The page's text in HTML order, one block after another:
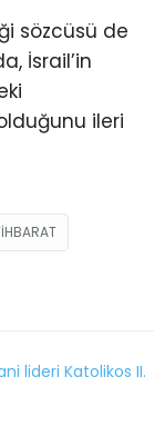
sözcüsü de
İsrail’in
ileri